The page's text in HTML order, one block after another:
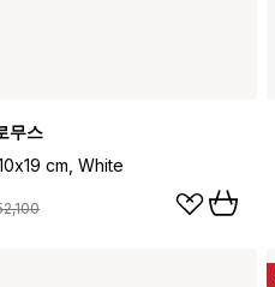
무스
cm, White